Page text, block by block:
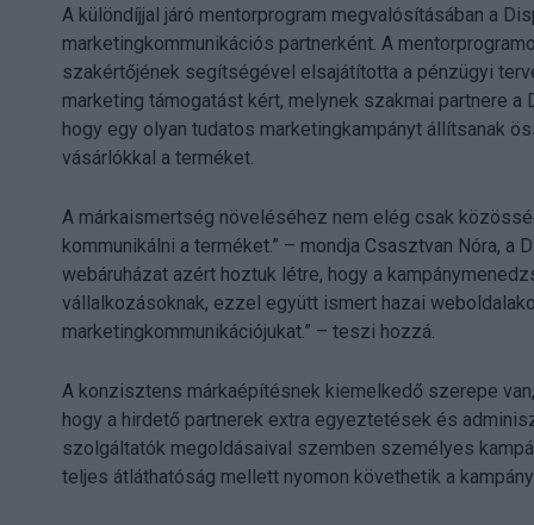
A különdíjjal járó mentorprogram megvalósításában a
marketingkommunikációs partnerként. A
szakértőjének segítségével elsajátította a pénzügyi
marketing támogatást kért, melynek szakmai partnere
hogy egy olyan tudatos marketingkampányt állítsanak
vásárlókkal a terméket.
A márkaismertség növeléséhez nem elég csak
kommunikálni a terméket.” – mondja Csasztvan Nóra, a
webáruházat azért hoztuk létre, hogy a
vállalkozásoknak, ezzel együtt ismert hazai
marketingkommunikációjukat.” – teszi hozzá.
A konzisztens márkaépítésnek kiemelkedő szerepe
hogy a hirdető partnerek extra egyeztetések és
szolgáltatók megoldásaival szemben személyes
teljes átláthatóság mellett nyomon követhetik a